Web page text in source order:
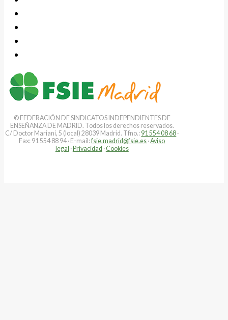
© FEDERACIÓN DE SINDICATOS INDEPENDIENTES DE
ENSEÑANZA DE MADRID. Todos los derechos reservados.
C/ Doctor Mariani, 5 (local) 28039 Madrid. Tfno.: 91 554 08 68 ·
Fax: 91 554 88 94 · E-mail:fsie.madrid@fsie.es ·Aviso
legal ·Privacidad · Cookies